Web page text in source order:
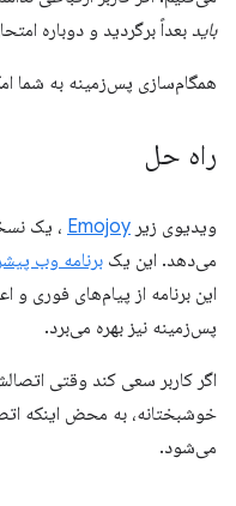
باید بعداً برگردید و دوباره
همگام‌سازی پس‌زمینه به شما
راه حل
ویدیوی زیر Emojoy ، یک
می‌دهد. این یک برنامه وب
این برنامه از پیام‌های فوری و
پس‌زمینه نیز بهره می‌برد.
اگر کاربر سعی کند وقتی
خوشبختانه، به محض اینکه
می‌شود.